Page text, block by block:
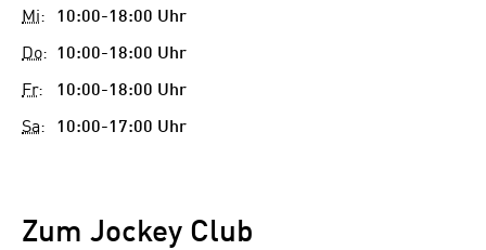
Mi: 10:00-18:00 Uhr
Do: 10:00-18:00 Uhr
Fr: 10:00-18:00 Uhr
Sa: 10:00-17:00 Uhr
Zum Jockey Club